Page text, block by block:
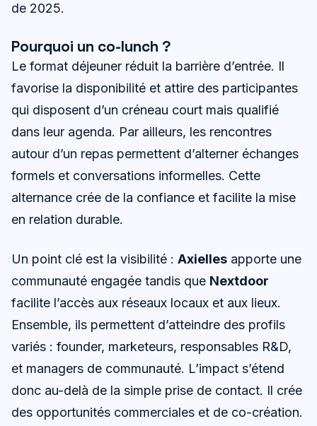
de 2025.
Pourquoi un co-lunch ?
Le format déjeuner réduit la barrière d’entrée. Il
favorise la disponibilité et attire des participantes
qui disposent d’un créneau court mais qualifié
dans leur agenda. Par ailleurs, les rencontres
autour d’un repas permettent d’alterner échanges
formels et conversations informelles. Cette
alternance crée de la confiance et facilite la mise
en relation durable.
Un point clé est la visibilité : Axielles apporte une
communauté engagée tandis que Nextdoor
facilite l’accès aux réseaux locaux et aux lieux.
Ensemble, ils permettent d’atteindre des profils
variés : founder, marketeurs, responsables R&D,
et managers de communauté. L’impact s’étend
donc au-delà de la simple prise de contact. Il crée
des opportunités commerciales et de co-création.